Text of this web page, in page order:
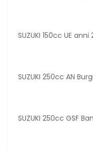
SUZUKI 150cc UE
SUZUKI 250cc AN
SUZUKI 250cc GSF